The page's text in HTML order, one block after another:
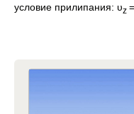
условие прилипания: υz